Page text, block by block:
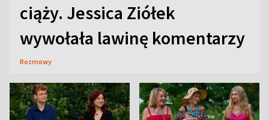
ciąży. Jessica Ziółek
wywołała lawinę komentarzy
Rozmowy